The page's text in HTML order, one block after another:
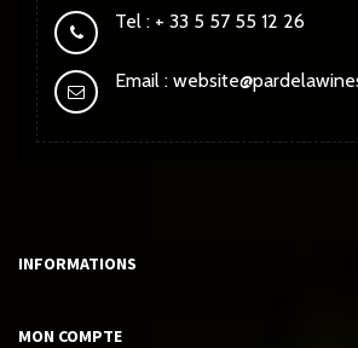
Tel : + 33 5 57 55 12 26
Email :
INFORMATIONS
MON COMPTE